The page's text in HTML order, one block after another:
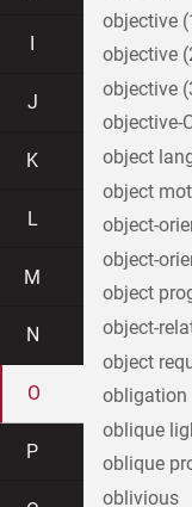
J
K
L
M
N
O
P
objective
objective
objective
objective-
object
object
object-
object-
object
object-
object
obligation
oblique
oblique
oblivious